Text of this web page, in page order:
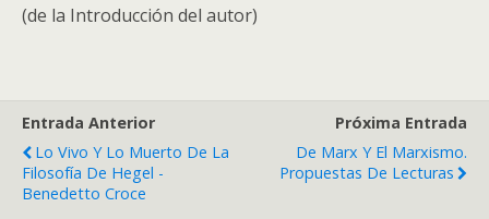
(de la Introducción del autor)
Entrada Anterior
Lo Vivo Y Lo Muerto De La
Filosofía De Hegel -
Benedetto Croce
Próxima Entrada
De Marx Y El Marxismo.
Propuestas De Lecturas